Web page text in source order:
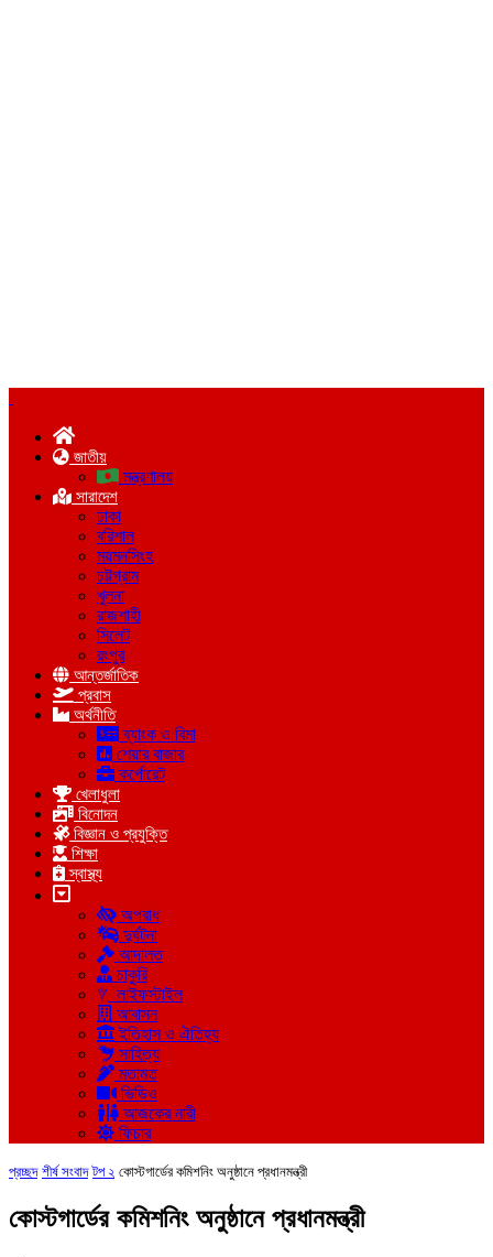
জাতীয়
মন্ত্রণালয়
সারাদেশ
ঢাকা
বরিশাল
ময়মনসিংহ
চট্টগ্রাম
খুলনা
রাজশাহী
সিলেট
রংপুর
আন্তর্জাতিক
প্রবাস
অর্থনীতি
ব্যাংক ও বিমা
শেয়ার বাজার
কর্পোরেট
খেলাধুলা
বিনোদন
বিজ্ঞান ও প্রযুক্তি
শিক্ষা
স্বাস্থ্য
অপরাধ
দুর্ঘটনা
আদালত
চাকুরি
লাইফস্টাইল
আবাসন
ইতিহাস ও ঐতিহ্য
সাহিত্য
মতামত
ভিডিও
আজকের নারী
ফিচার
প্রচ্ছদ শীর্ষ সংবাদ টপ ২ কোস্টগার্ডের কমিশনিং অনুষ্ঠানে প্রধানমন্ত্রী
কোস্টগার্ডের কমিশনিং অনুষ্ঠানে প্রধানমন্ত্রী